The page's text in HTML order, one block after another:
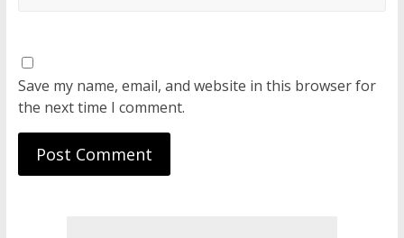
Save my name, email, and website in this browser for
the next time I comment.